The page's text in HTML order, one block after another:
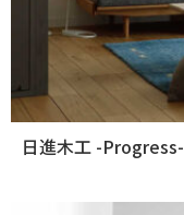
日進木工 -Progress-